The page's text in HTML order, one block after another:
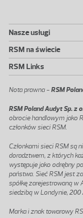
Nasze usługi
RSM na świecie
RSM Links
Nota prawna -RSM
RSM Poland Audyt Sp. z
obrocie handlowym jako
członków sieci RSM.
Członkami sieci RSM są
doradztwem, z których
występuje jako odrębny
państwa. Sieć RSM jest
spółkę zarejestrowaną w
siedzibą w Londynie, 200
Marka i znak towarowy